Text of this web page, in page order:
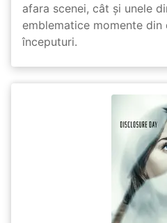
afara scenei, cât și unele
emblematice momente din
începuturi.